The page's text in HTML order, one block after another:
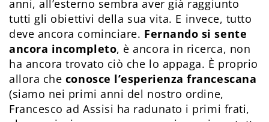
anni, all’esterno sembra aver già raggiunto
tutti gli obiettivi della sua vita. E invece, tutto
deve ancora cominciare. Fernando si sente
ancora incompleto, è ancora in ricerca, non
ha ancora trovato ciò che lo appaga. È proprio
allora che conosce l’esperienza francescana
(siamo nei primi anni del nostro ordine,
Francesco ad Assisi ha radunato i primi frati,